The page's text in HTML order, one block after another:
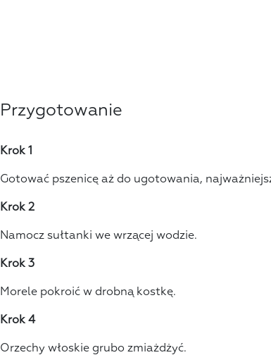
Przygotowanie
Krok 1
Gotować pszenicę aż do ugotowania,
Krok 2
Namocz sułtanki we wrzącej wodzie.
Krok 3
Morele pokroić w drobną kostkę.
Krok 4
Orzechy włoskie grubo zmiażdżyć.